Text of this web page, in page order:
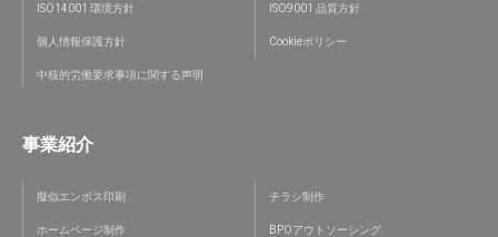
ISO14001 環境方針 ISO9001 品質方針
個人情報保護方針 Cookieポリシー
中核的労働要求事項に関する声明
事業紹介
擬似エンボス印刷 チラシ制作
ホームページ制作 BPOアウトソーシング